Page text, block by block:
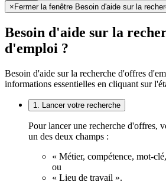
× Fermer la fenêtre Besoin d'aide sur la
Besoin d'aide sur la
d'emploi ?
Besoin d'aide sur la recherche d'offres
informations essentielles en cliquant sur
1. Lancer votre recherche
Pour lancer une recherche d'offres,
un des deux champs :
« Métier, compétence, mot-
ou
« Lieu de travail ».